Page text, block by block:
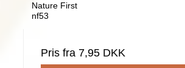
Nature First
nf53
Pris fra 7,95 DKK